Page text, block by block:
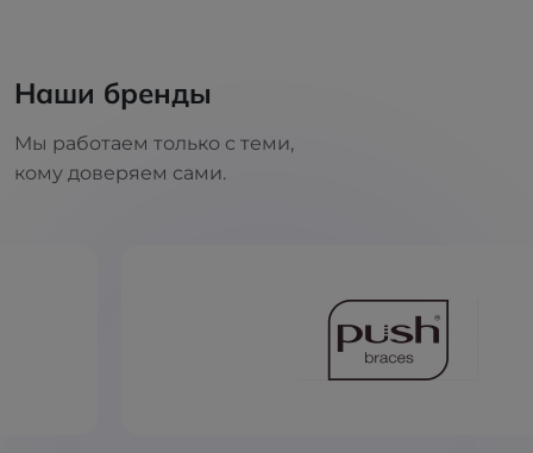
Наши бренды
Мы работаем только с теми,
кому доверяем сами.